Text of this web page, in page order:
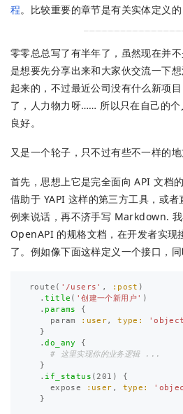
程。比较重要的章节是有关实体定义
零零总总写了有半年了，虽然现在并
是想要先分享出来和大家伙交流一下
起来的，不过最近公司没有什么新项
了，人力物力呀…… 所以只在自己的
良好。
又是一个轮子，只不过有些不一样的地
首先，思想上它是完全面向 API 文档
借助于 YAPI 这样的第三方工具，或
例来说话，再不济手写 Markdown.
OpenAPI 的规格文档，在开发者实现
了。例如像下面这样定义一个接口，
route ( '/users' , :post )
.title ( '创建一个新用户' )
. params
{
param
:user, type:
}
.do_any
{
# 这里实现你的业务逻辑 ...
}
. if_status (201 )
{
expose
:user , type:
}